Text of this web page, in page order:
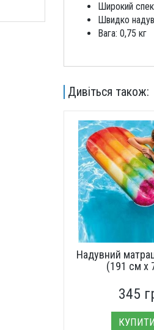
Широкий
Швидко
Вага: 0,75 кг
Дивіться також:
Надувний
(191 см х
345